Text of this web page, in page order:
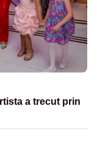
a trecut prin